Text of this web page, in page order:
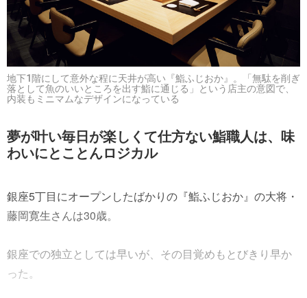
地下1階にして意外な程に天井が高い『鮨ふじおか』。「無駄を削ぎ
落として魚のいいところを出す鮨に通じる」という店主の意図で、
内装もミニマムなデザインになっている
夢が叶い毎日が楽しくて仕方ない鮨職人は、味
わいにとことんロジカル
銀座5丁目にオープンしたばかりの『鮨ふじおか』の大将・
藤岡寛生さんは30歳。
銀座での独立としては早いが、その目覚めもとびきり早か
った。